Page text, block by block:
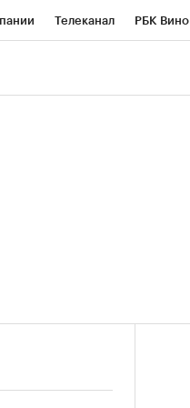
Телеканал РБК Вино